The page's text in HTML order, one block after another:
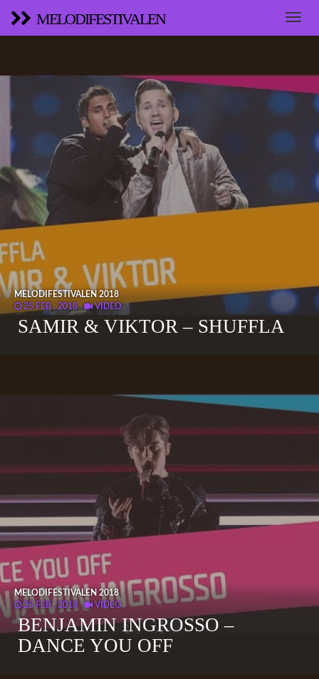
MELODIFESTIVALEN
MELODIFESTIVALEN 2018
25 FEB , 2018
VIDEO
SAMIR & VIKTOR – SHUFFLA
MELODIFESTIVALEN 2018
25 FEB , 2018
VIDEO
BENJAMIN INGROSSO –
DANCE YOU OFF